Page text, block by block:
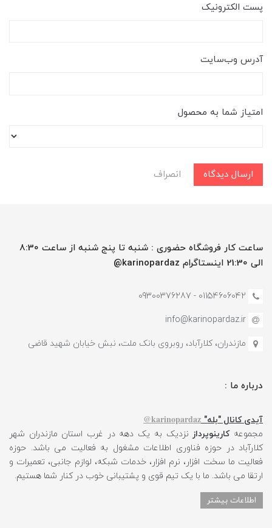
پست الکترونیک
آدرس وب‌سایت
امتیاز شما به محصول
ارسال دیدگاه انصراف
ساعت کار فروشگاه حضوری : شنبه تا پنج شنبه از ساعت 8:30
الی 21:30 اینستاگرام karinopardaz@
01154606042 - 09300376287
info@karinopardaz.ir
مازندران، کلارآباد، روبروی بانک ملت، نبش خیابان شهید قاضی
درباره ما :
آیدی کانال "بله" karinopardaz@
مجموعهکارینوپرداز نزدیک به یک دهه در غرب استان مازندران شهر
کلارآباد در حوزه فناوری اطلاعات مشغول به فعالیت می باشد. حوزه
فعالیت ما سخت افزار، نرم افزار، خدمات شبکه، لوازم جانبی، تعمیرات و
ارتقا می باشد. ما با یک تیم قوی و پشتیبانی خوب در کنار شما هستیم.
اطلاعات بیشتر